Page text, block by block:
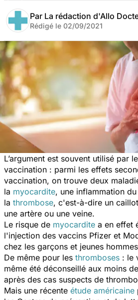
Par La rédaction d'Allo
Rédigé le 02/09/2021
L’argument est souvent utilisé par
vaccination : parmi les effets
vaccination, on trouve deux
la myocardite, une inflammation
la thrombose, c'est-à-dire un
une artère ou une veine.
Le risque de myocardite a en effet
l'injection des vaccins Pfizer et
chez les garçons et jeunes
De même pour les thromboses : le
même été déconseillé aux moins
après des cas suspects de
Mais une récente étude américaine